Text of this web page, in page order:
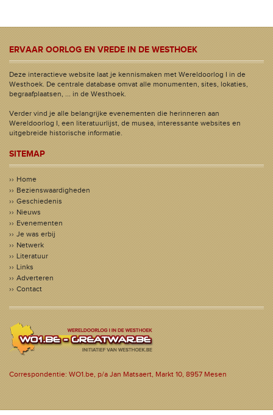
ERVAAR OORLOG EN VREDE IN DE WESTHOEK
Deze interactieve website laat je kennismaken met Wereldoorlog I in de
Westhoek. De centrale database omvat alle monumenten, sites, lokaties,
begraafplaatsen, ... in de Westhoek.
Verder vind je alle belangrijke evenementen die herinneren aan
Wereldoorlog I, een literatuurlijst, de musea, interessante websites en
uitgebreide historische informatie.
SITEMAP
Home
Bezienswaardigheden
Geschiedenis
Nieuws
Evenementen
Je was erbij
Netwerk
Literatuur
Links
Adverteren
Contact
Correspondentie: WO1.be, p/a Jan Matsaert, Markt 10, 8957 Mesen